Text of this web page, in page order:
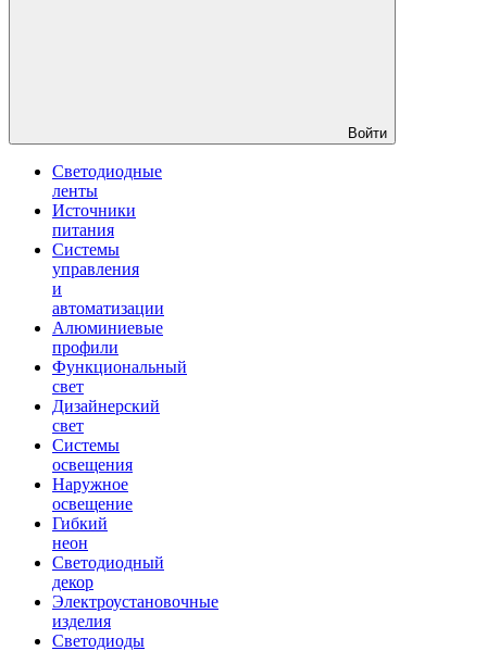
Войти
Светодиодные
ленты
Источники
питания
Системы
управления
и
автоматизации
Алюминиевые
профили
Функциональный
свет
Дизайнерский
свет
Системы
освещения
Наружное
освещение
Гибкий
неон
Светодиодный
декор
Электроустановочные
изделия
Светодиоды